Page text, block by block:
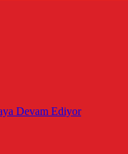
Devam Ediyor